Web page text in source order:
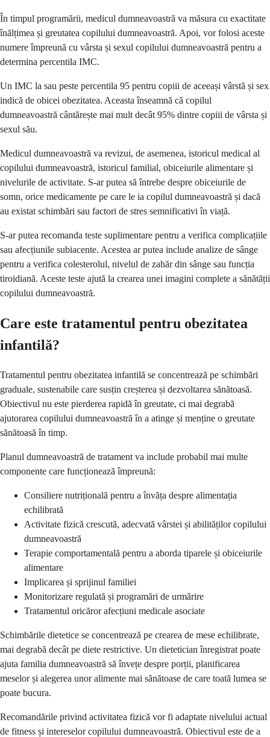
În timpul programării, medicul dumneavoastră va măsura cu exactitate
înălțimea și greutatea copilului dumneavoastră. Apoi, vor folosi aceste
numere împreună cu vârsta și sexul copilului dumneavoastră pentru a
determina percentila IMC.
Un IMC la sau peste percentila 95 pentru copiii de aceeași vârstă și sex
indică de obicei obezitatea. Aceasta înseamnă că copilul
dumneavoastră cântărește mai mult decât 95% dintre copiii de vârsta și
sexul său.
Medicul dumneavoastră va revizui, de asemenea, istoricul medical al
copilului dumneavoastră, istoricul familial, obiceiurile alimentare și
nivelurile de activitate. S-ar putea să întrebe despre obiceiurile de
somn, orice medicamente pe care le ia copilul dumneavoastră și dacă
au existat schimbări sau factori de stres semnificativi în viață.
S-ar putea recomanda teste suplimentare pentru a verifica complicațiile
sau afecțiunile subiacente. Acestea ar putea include analize de sânge
pentru a verifica colesterolul, nivelul de zahăr din sânge sau funcția
tiroidiană. Aceste teste ajută la crearea unei imagini complete a sănătății
copilului dumneavoastră.
Care este tratamentul pentru obezitatea
infantilă?
Tratamentul pentru obezitatea infantilă se concentrează pe schimbări
graduale, sustenabile care susțin creșterea și dezvoltarea sănătoasă.
Obiectivul nu este pierderea rapidă în greutate, ci mai degrabă
ajutorarea copilului dumneavoastră în a atinge și menține o greutate
sănătoasă în timp.
Planul dumneavoastră de tratament va include probabil mai multe
componente care funcționează împreună:
Consiliere nutrițională pentru a învăța despre alimentația
echilibrată
Activitate fizică crescută, adecvată vârstei și abilităților copilului
dumneavoastră
Terapie comportamentală pentru a aborda tiparele și obiceiurile
alimentare
Implicarea și sprijinul familiei
Monitorizare regulată și programări de urmărire
Tratamentul oricăror afecțiuni medicale asociate
Schimbările dietetice se concentrează pe crearea de mese echilibrate,
mai degrabă decât pe diete restrictive. Un dietetician înregistrat poate
ajuta familia dumneavoastră să învețe despre porții, planificarea
meselor și alegerea unor alimente mai sănătoase de care toată lumea se
poate bucura.
Recomandările privind activitatea fizică vor fi adaptate nivelului actual
de fitness și intereselor copilului dumneavoastră. Obiectivul este de a